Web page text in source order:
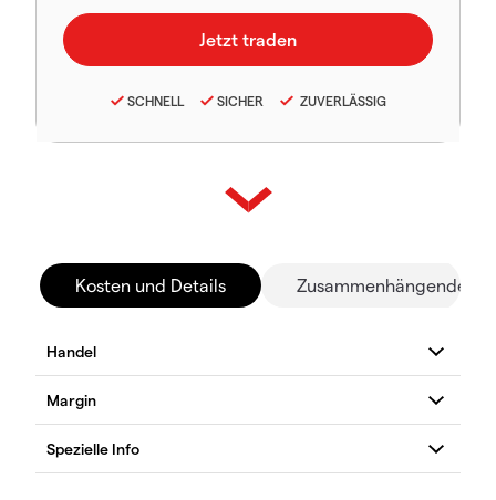
SCHNELL SICHER ZUVERLÄSSIG
Kosten und Details Zusammenhängende